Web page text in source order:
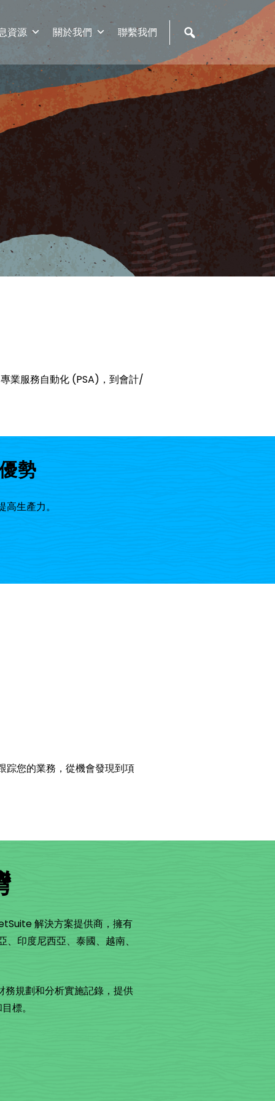
資源 關於我們 聯繫我們
業服務自動化 (PSA)，到會計/
勢
生產力。
踪您的業務，從機會發現到項
解決方案提供商，擁有
印度尼西亞、泰國、越南、
規劃和分析實施記錄，提供
標。